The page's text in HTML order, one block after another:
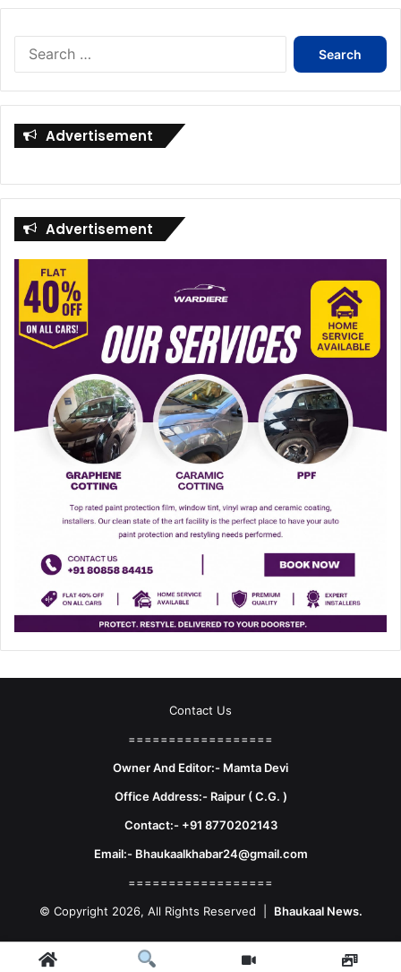
Search
for:
Advertisement
Advertisement
Contact Us
==================
Owner And Editor:- Mamta Devi
Office Address:- Raipur ( C.G. )
Contact:- +91 8770202143
Email:- Bhaukaalkhabar24@gmail.com
==================
© Copyright 2026, All Rights Reserved | Bhaukaal News.
Facebook YouTubeInstagramTelegram